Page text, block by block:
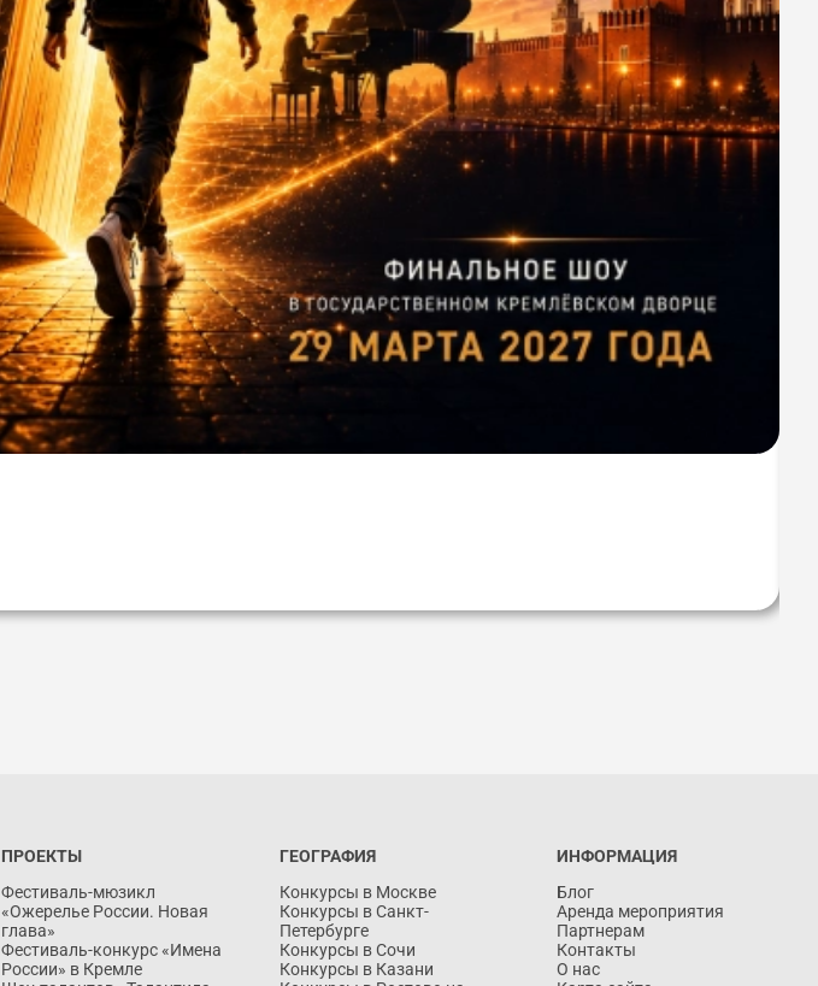
ПРОЕКТЫ
Фестиваль-мюзикл
«Ожерелье России. Новая
глава»
Фестиваль-конкурс «Имена
России» в Кремле
ГЕОГРАФИЯ
Конкурсы в Москве
Конкурсы в Санкт-
Петербурге
Конкурсы в Сочи
Конкурсы в Казани
ИНФОРМАЦИЯ
Блог
Аренда мероприятия
Партнерам
Контакты
О нас